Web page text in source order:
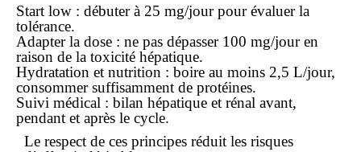
Start low : débuter à 25 mg/jour pour évaluer la
tolérance.
Adapter la dose : ne pas dépasser 100 mg/jour en
raison de la toxicité hépatique.
Hydratation et nutrition : boire au moins 2,5 L/jour,
consommer suffisamment de protéines.
Suivi médical : bilan hépatique et rénal avant,
pendant et après le cycle.
Le respect de ces principes réduit les risques